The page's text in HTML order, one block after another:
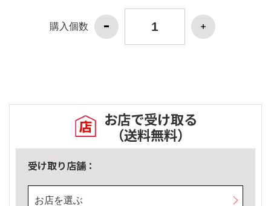
購入個数
お店で受け取る
（送料無料）
受け取り店舗：
お店を選ぶ